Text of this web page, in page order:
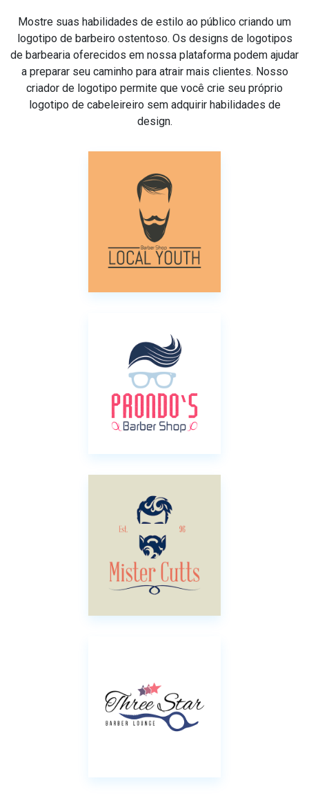
Mostre suas habilidades de estilo ao público criando um
logotipo de barbeiro ostentoso. Os designs de logotipos
de barbearia oferecidos em nossa plataforma podem ajudar
a preparar seu caminho para atrair mais clientes. Nosso
criador de logotipo permite que você crie seu próprio
logotipo de cabeleireiro sem adquirir habilidades de
design.